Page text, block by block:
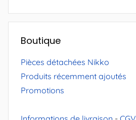
Boutique
Pièces détachées Nikko
Produits récemment ajoutés
Promotions